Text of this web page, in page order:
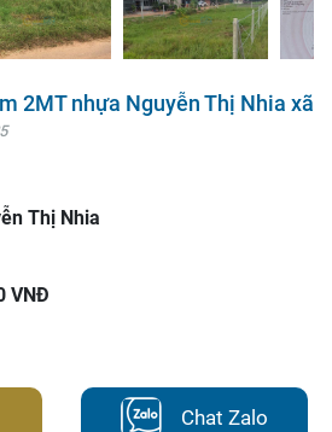
2MT nhựa Nguyễn Thị Nhia xã
Thị Nhia
VNĐ
Chat Zalo